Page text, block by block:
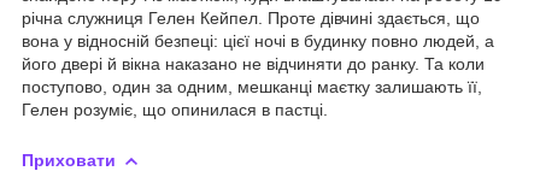
річна служниця Гелен Кейпел. Проте дівчині здається, що
вона у відносній безпеці: цієї ночі в будинку повно людей, а
його двері й вікна наказано не відчиняти до ранку. Та коли
поступово, один за одним, мешканці маєтку залишають її,
Гелен розуміє, що опинилася в пастці.
Приховати